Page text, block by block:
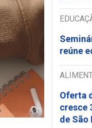
reúne
Oferta
cresce
de São